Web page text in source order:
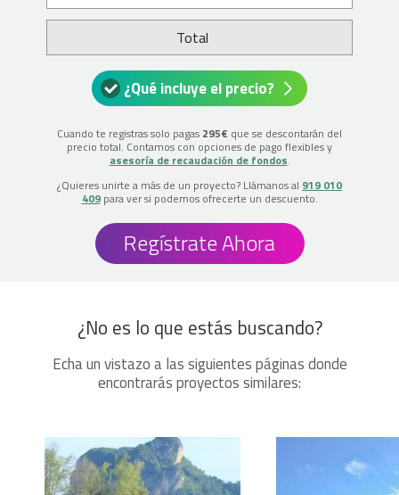
Total
¿Qué incluye el precio?
Cuando te registras solo pagas 295€ que se descontarán del
precio total. Contamos con opciones de pago flexibles y
asesoría de recaudación de fondos.
¿Quieres unirte a más de un proyecto? Llámanos al 919 010
409para ver si podemos ofrecerte un descuento.
Regístrate Ahora
¿No es lo que estás buscando?
Echa un vistazo a las siguientes páginas donde
encontrarás proyectos similares: